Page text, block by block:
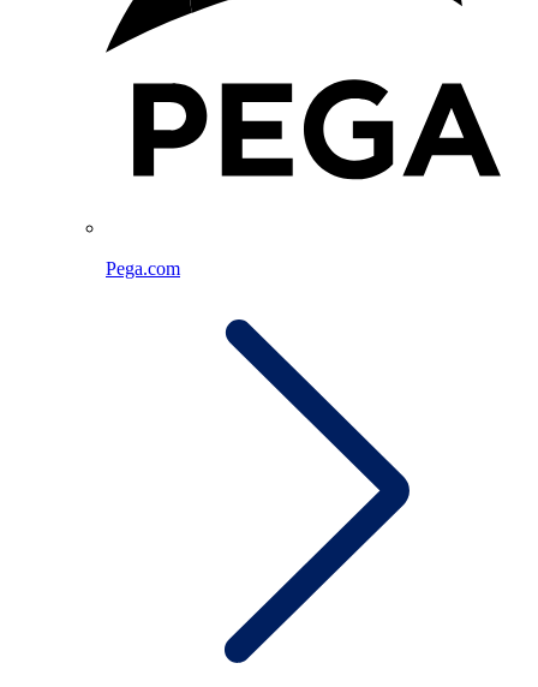
Pega.com